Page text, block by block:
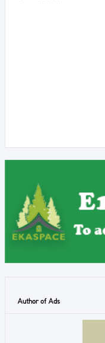
Author of Ads